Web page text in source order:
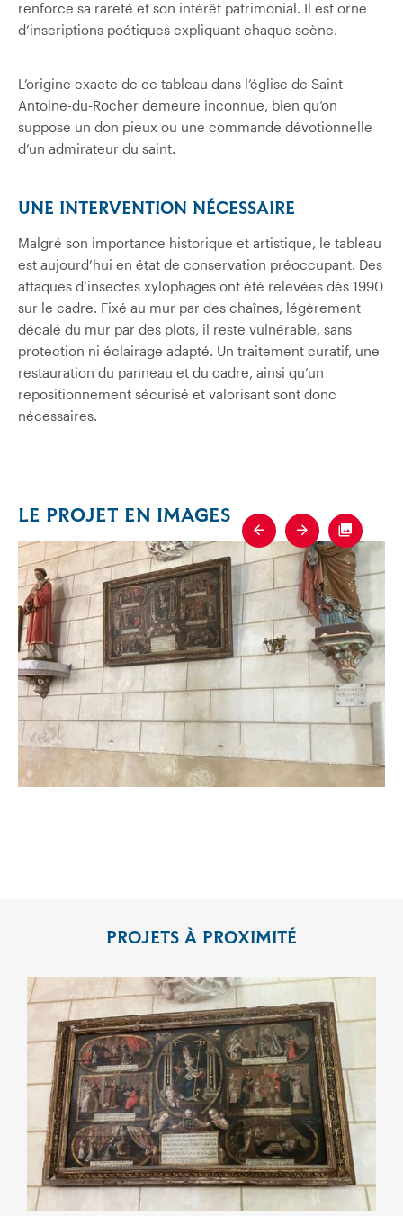
renforce sa rareté et son intérêt patrimonial. Il est orné
d’inscriptions poétiques expliquant chaque scène.
L’origine exacte de ce tableau dans l’église de Saint-
Antoine-du-Rocher demeure inconnue, bien qu’on
suppose un don pieux ou une commande dévotionnelle
d’un admirateur du saint.
UNE INTERVENTION NÉCESSAIRE
Malgré son importance historique et artistique, le tableau
est aujourd’hui en état de conservation préoccupant. Des
attaques d’insectes xylophages ont été relevées dès 1990
sur le cadre. Fixé au mur par des chaînes, légèrement
décalé du mur par des plots, il reste vulnérable, sans
protection ni éclairage adapté. Un traitement curatif, une
restauration du panneau et du cadre, ainsi qu’un
repositionnement sécurisé et valorisant sont donc
nécessaires.
LE PROJET EN IMAGES
Previous
Next
PROJETS À PROXIMITÉ